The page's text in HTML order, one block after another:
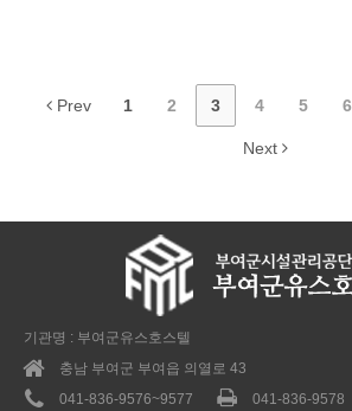
Prev 1 2 3 4 5 6
Next
기관명 : 부여군유스호스텔
충남 부여군 부여읍 의열로 43
041-836-9576~9577
041-836-9578